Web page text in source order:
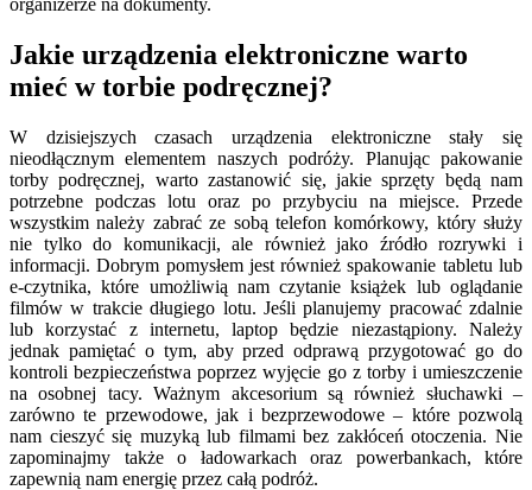
Jakie urządzenia elektroniczne warto
mieć w torbie podręcznej?
W dzisiejszych czasach urządzenia elektroniczne stały się
nieodłącznym elementem naszych podróży. Planując pakowanie
torby podręcznej, warto zastanowić się, jakie sprzęty będą nam
potrzebne podczas lotu oraz po przybyciu na miejsce. Przede
wszystkim należy zabrać ze sobą telefon komórkowy, który służy
nie tylko do komunikacji, ale również jako źródło rozrywki i
informacji. Dobrym pomysłem jest również spakowanie tabletu lub
e-czytnika, które umożliwią nam czytanie książek lub oglądanie
filmów w trakcie długiego lotu. Jeśli planujemy pracować zdalnie
lub korzystać z internetu, laptop będzie niezastąpiony. Należy
jednak pamiętać o tym, aby przed odprawą przygotować go do
kontroli bezpieczeństwa poprzez wyjęcie go z torby i umieszczenie
na osobnej tacy. Ważnym akcesorium są również słuchawki –
zarówno te przewodowe, jak i bezprzewodowe – które pozwolą
nam cieszyć się muzyką lub filmami bez zakłóceń otoczenia. Nie
zapominajmy także o ładowarkach oraz powerbankach, które
zapewnią nam energię przez całą podróż.